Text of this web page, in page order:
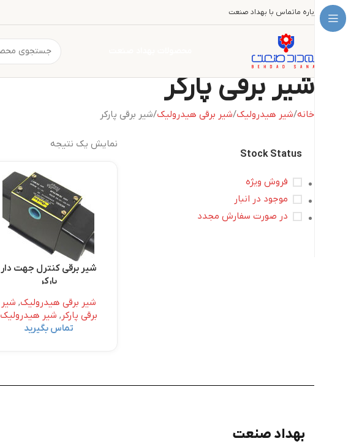
درباره ماتماس با بهداد صنعت
شیر برقی پارکر
خانه شیر هیدرولیک شیر برقی هیدرولیک شیر برقی پارکر
Stock Status
فروش ویژه
موجود در انبار
در صورت سفارش مجدد
نمایش یک نتیجه
شیر برقی کنترل جهت دار
پارکر
شیر برقی هیدرولیک, شیر
برقی پارکر , شیر هیدرولیک
تماس بگیرید
بهداد صنعت